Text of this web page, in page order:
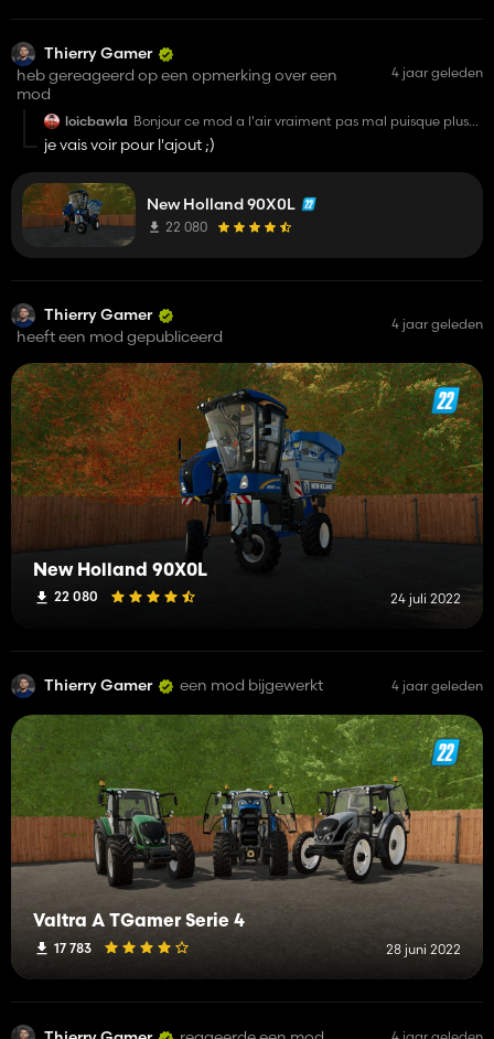
Thierry Gamer
heb gereageerd op een opmerking over een
mod
4 jaar geleden
loicbawla Bonjour ce mod a l'air vraiment pas mal puisque plus
réaliste que le jeu de base , mais pensez vous qu'il
serait possible de le publier sur le modhub , elle ne
je vais voir pour l'ajout ;)
New Holland 90X0L
22 080
Thierry Gamer
heeft een mod gepubliceerd
4 jaar geleden
New Holland 90X0L
22 080 24 juli 2022
Thierry Gamer een mod bijgewerkt 4 jaar geleden
Valtra A TGamer Serie 4
17 783 28 juni 2022